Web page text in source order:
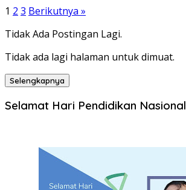
Paginasi
pos
1 2 3 Berikutnya »
Tidak Ada Postingan Lagi.
Tidak ada lagi halaman untuk dimuat.
Selengkapnya
Selamat Hari Pendidikan Nasional